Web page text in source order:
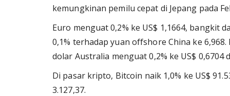
kemungkinan pemilu cepat di Jepang pada
Euro menguat 0,2% ke US$ 1,1664, bangkit
0,1% terhadap yuan offshore China ke
dolar Australia menguat 0,2% ke US$ 0,6704
Di pasar kripto, Bitcoin naik 1,0% ke US$
3.127,37.